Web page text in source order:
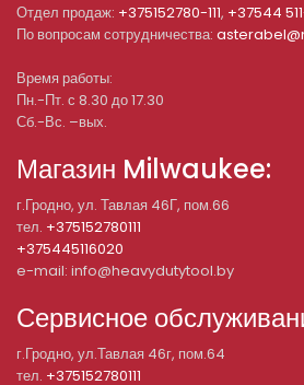
Отдел продаж: +375152780-111, +37544
По вопросам сотрудничества:
Время работы:
Пн.-Пт. с 8.30 до 17.30
Сб.-Вс. –вых.
Магазин Milwaukee:
г.Гродно, ул. Тавлая 46Г, пом.66
тел. +375152780111
+375445116020
e-mail: info@heavydutytool.by
Сервисное
г.Гродно, ул.Тавлая 46г, пом.64
тел. +375152780111